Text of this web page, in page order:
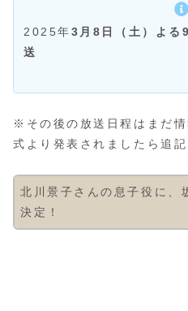
2025年3月8日（土）よる
送
※その後の放送日程はまだ
式より発表されましたら追記
北川景子さんの息子役に、
決定！